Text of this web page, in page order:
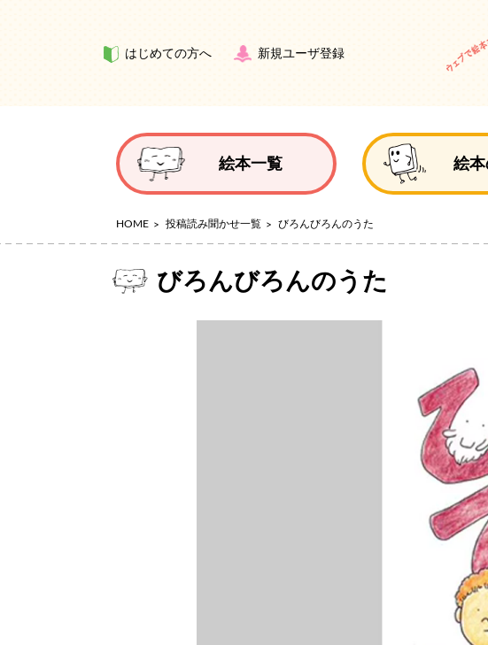
はじめての方へ 新規ユーザ登録
絵本一覧 絵
HOME 投稿読み聞かせ一覧 びろんびろんのうた
びろんびろんのうた